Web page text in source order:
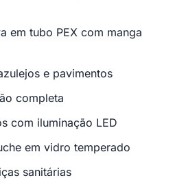
em tubo PEX com manga
e pavimentos
completa
com iluminação LED
em vidro temperado
sanitárias